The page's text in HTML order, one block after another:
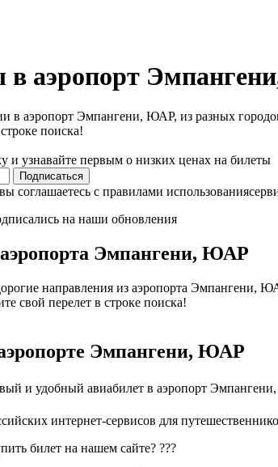
в аэропорт
в аэропорт Эмпангени, ЮАР, из разных
поиска!
и узнавайте первым о низких ценах на билеты
Подписаться
соглашаетесь с правилами
на наши обновления
Эмпангени, ЮАР
направления из аэропорта Эмпангени,
свой перелет в строке поиска!
Эмпангени, ЮАР
и удобный авиабилет в аэропорт
интернет-сервисов для
билет на нашем сайте? ???